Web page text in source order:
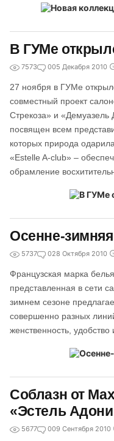
В ГУМе
7573 005 Декабря 2010
27 ноября в ГУМе
совместный проект
Стрекоза» и «Демуазель
посвящен всем
которых природа
«Estelle A-club» –
обрамление
Осенне-
5737 028 Октября 2010
Французская марка
представленная в сети
зимнем сезоне
совершенно разных
женственность, удобство
Соблазн от
«Эстель
5677 009 Сентября 2010